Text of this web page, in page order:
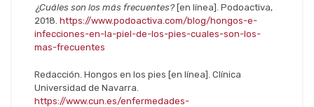
¿Cuáles son los más frecuentes?[en línea]. Podoactiva,
2018. https://www.podoactiva.com/blog/hongos-e-
infecciones-en-la-piel-de-los-pies-cuales-son-los-
mas-frecuentes
Redacción. Hongos en los pies [en línea]. Clínica
Universidad de Navarra.
https://www.cun.es/enfermedades-